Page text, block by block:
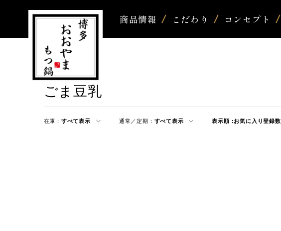
商品情報 こだわり コンセプト
ごま豆乳
在庫： すべて表示 通常／定期： すべて表示 表示順 :お気に入り登録数